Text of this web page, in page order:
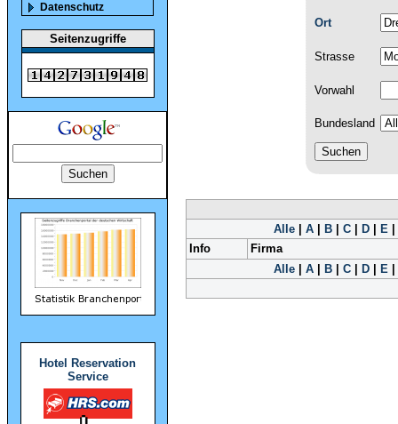
Datenschutz
Seitenzugriffe
Hotel Reservation
Service
Ort
Strasse
Vorwahl
Bundesland
Alle| A| B| C| D| E|
Info
Firma
Alle| A| B| C| D| E|